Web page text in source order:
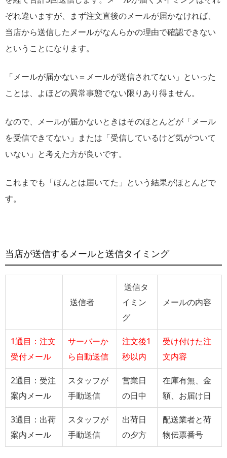
ぞれ違いますが、まず注文直後のメールが届かなければ、
当店から送信したメールがなんらかの理由で確認できない
ということになります。
「メールが届かない＝メールが送信されてない」といった
ことは、よほどの異常事態でない限りあり得ません。
なので、メールが届かないときはそのほとんどが「メール
を受信できてない」または「受信しているけど気がついて
いない」と考えた方が良いです。
これまでも「ほんとは届いてた」という結果がほとんどで
す。
当店が送信するメールと送信タイミング
送信者
送信タ
イミン
グ
メールの内容
1通目：注文
受付メール
サーバーか
ら自動送信
注文後1
秒以内
受け付けた注
文内容
2通目：受注
案内メール
スタッフが
手動送信
営業日
の日中
在庫有無、金
額、お届け日
3通目：出荷
案内メール
スタッフが
手動送信
出荷日
の夕方
配送業者と荷
物伝票番号